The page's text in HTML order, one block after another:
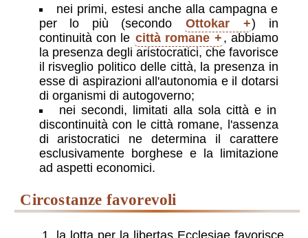
nei primi, estesi anche alla campagna e
per lo più (secondo Ottokar
) in
continuità con le città romane
, abbiamo
la presenza degli aristocratici, che favorisce
il risveglio politico delle città, la presenza in
esse di aspirazioni all'autonomia e il dotarsi
di organismi di autogoverno;
nei secondi, limitati alla sola città e in
discontinuità con le città romane, l'assenza
di aristocratici ne determina il carattere
esclusivamente borghese e la limitazione
ad aspetti economici.
circostanze favorevoli
la lotta per la libertas Ecclesiae favorisce